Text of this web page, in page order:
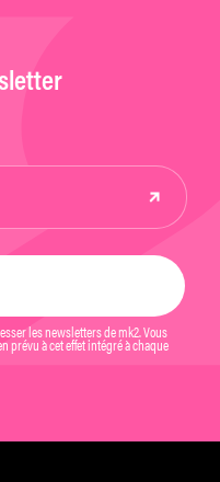
les newsletters de mk2. Vous
prévu à cet effet intégré à chaque